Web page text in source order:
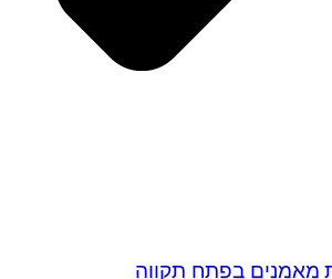
מאמנים בפתח תקווה